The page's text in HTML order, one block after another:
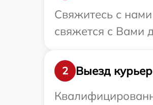
Свяжитесь с
свяжется с Вами
2
Выезд